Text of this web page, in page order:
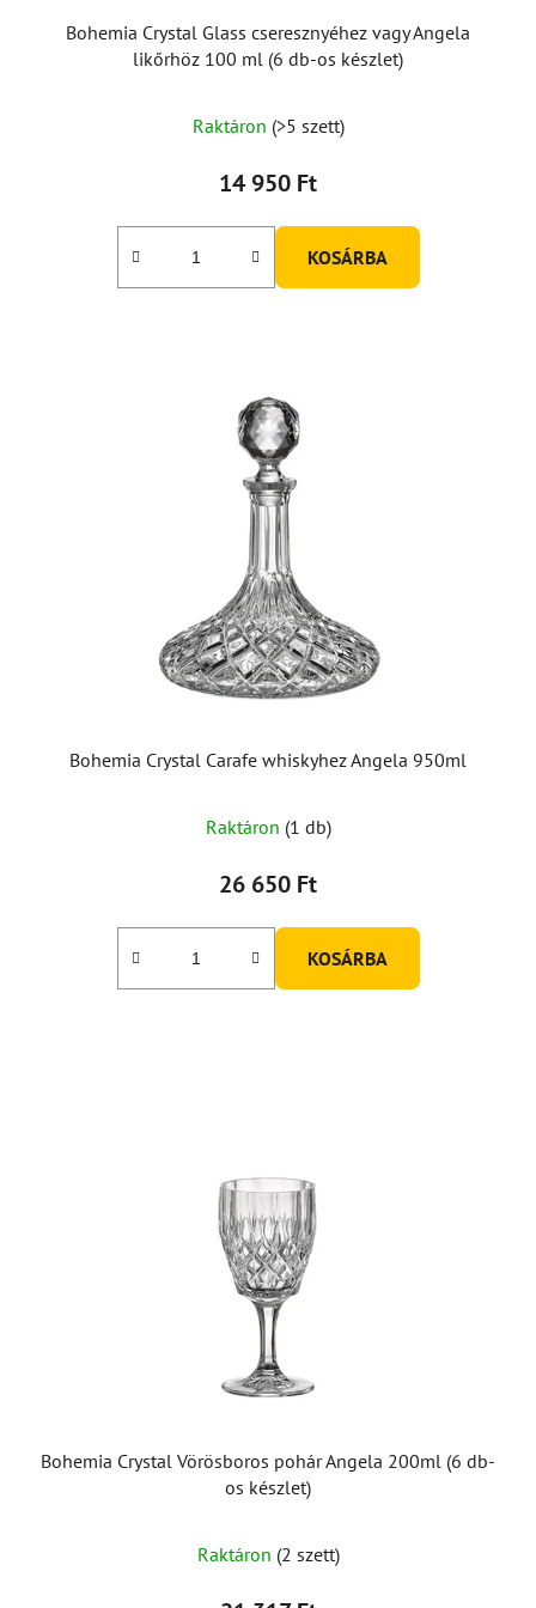
Bohemia Crystal Glass cseresznyéhez vagy Angela
likőrhöz 100 ml (6 db-os készlet)
Raktáron (>5 szett)
14 950 Ft
KOSÁRBA
Bohemia Crystal Carafe whiskyhez Angela 950ml
Raktáron (1 db)
26 650 Ft
KOSÁRBA
Bohemia Crystal Vörösboros pohár Angela 200ml (6 db-
os készlet)
Raktáron (2 szett)